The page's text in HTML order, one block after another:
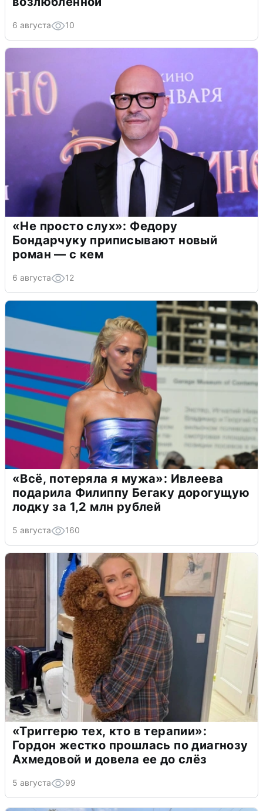
6 августа 10
«Не просто слух»: Федору
Бондарчуку приписывают новый
роман — с кем
6 августа 12
«Всё, потеряла я мужа»: Ивлеева
подарила Филиппу Бегаку дорогущую
лодку за 1,2 млн рублей
5 августа 160
«Триггерю тех, кто в терапии»:
Гордон жестко прошлась по диагнозу
Ахмедовой и довела ее до слёз
5 августа 99